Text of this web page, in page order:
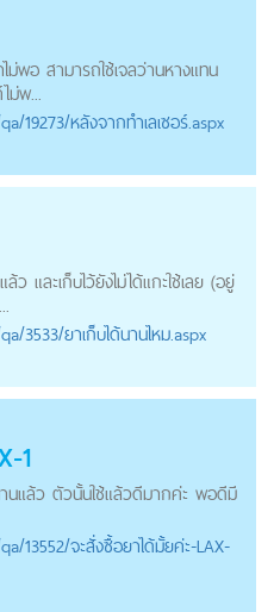
ม่พอ สามารถใช้เจลว่านหางแทน
ม่พ...
19273/หลังจากทำเลเซอร์.aspx
และเก็บไว้ยังไม่ได้แกะใช้เลย (อยู่
3533/ยาเก็บได้นานไหม.aspx
1
านแล้ว ตัวนั้นใช้แล้วดีมากค่ะ พอดีมี
13552/จะสั่งซื้อยาได้มั้ยค่ะ-LAX-